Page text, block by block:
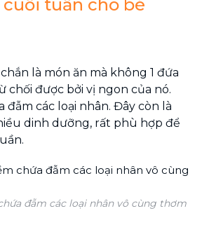
tuần cho bé
là món ăn mà không 1 đứa
chối được bởi vị ngon của nó.
đẫm các loại nhân. Đây còn là
dinh dưỡng, rất phù hợp để
đẫm các loại nhân vô cùng thơm